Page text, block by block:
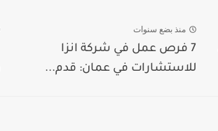
منذ بضع سنوات
7 فرص عمل في شركة انزا
للاستشارات في عمان: قدم...